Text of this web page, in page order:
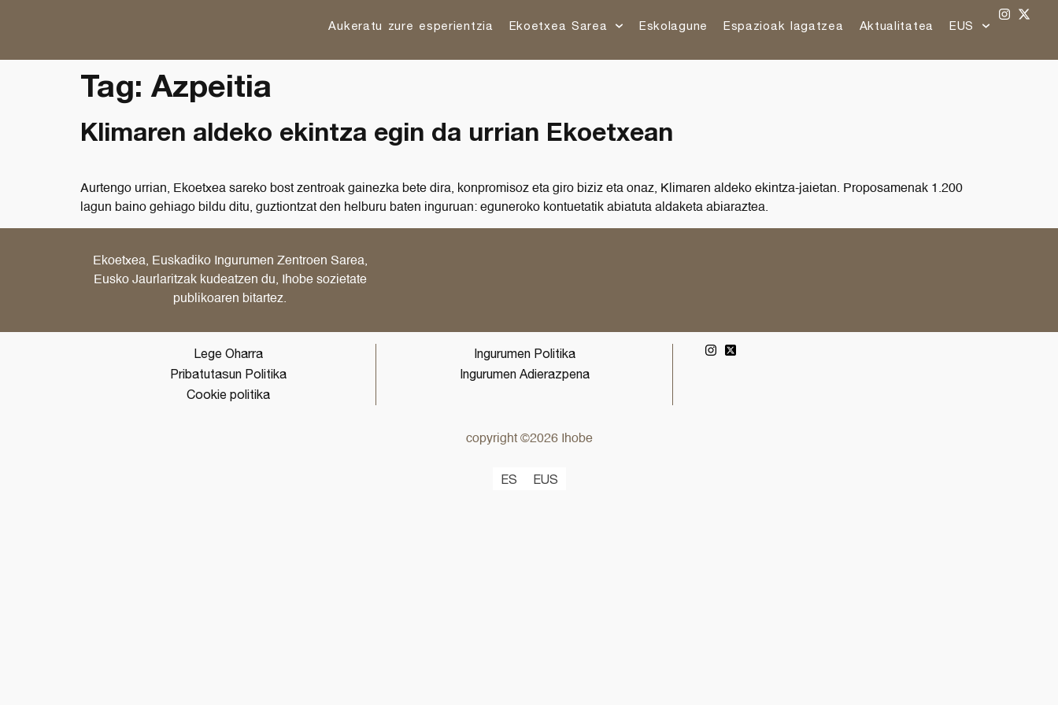
Aukeratu zure esperientzia Ekoetxea Sarea Eskolagune Espazioak lagatzea Aktualitatea EUS
Tag: Azpeitia
Klimaren aldeko ekintza egin da urrian Ekoetxean
Aurtengo urrian, Ekoetxea sareko bost zentroak gainezka bete dira, konpromisoz eta giro biziz eta onaz, Klimaren aldeko ekintza-jaietan. Proposamenak 1.200
lagun baino gehiago bildu ditu, guztiontzat den helburu baten inguruan: eguneroko kontuetatik abiatuta aldaketa abiaraztea.
Ekoetxea, Euskadiko Ingurumen Zentroen Sarea,
Eusko Jaurlaritzak kudeatzen du, Ihobe sozietate
publikoaren bitartez.
Lege Oharra
Pribatutasun Politika
Cookie politika
Ingurumen Politika
Ingurumen Adierazpena
copyright ©2026 Ihobe
ES EUS